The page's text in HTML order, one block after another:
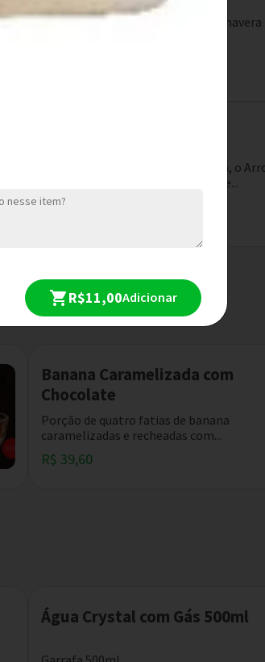
R$11,00Adicionar
Uma versão especial do Arroz Primavera
Prato clássico da culinária chinesa, o
Frito Chinês é composto por carne...
Banana Caramelizada com
Chocolate
Porção de quatro fatias de banana
caramelizadas e recheadas com...
R$ 39,60
Água Crystal com Gás 500ml